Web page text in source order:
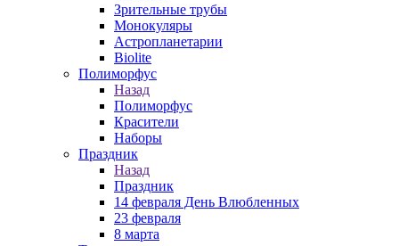
Зрительные трубы
Монокуляры
Астропланетарии
Biolite
Полиморфус
Назад
Полиморфус
Красители
Наборы
Праздник
Назад
Праздник
14 февраля День Влюбленных
23 февраля
8 марта